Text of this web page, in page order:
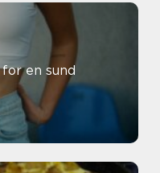
en sund